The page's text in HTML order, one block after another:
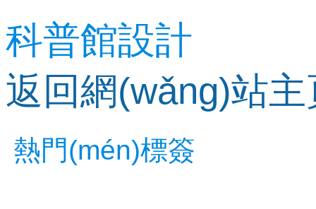
科普館設計
返回網(wǎng)站
熱門(mén)標簽